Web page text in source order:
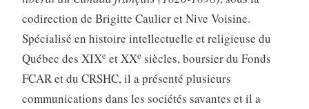
codirection de Brigitte Caulier et Nive Voisine.
Spécialisé en histoire intellectuelle et religieuse du
Québec des XIXe et XXe siècles, boursier du Fonds
FCAR et du CRSHC, il a présenté plusieurs
communications dans les sociétés savantes et il a